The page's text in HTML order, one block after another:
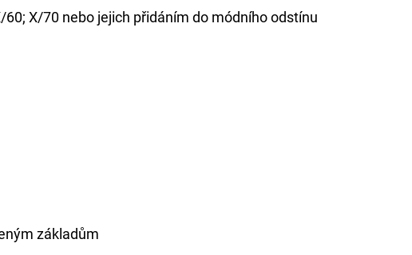
60; X/70 nebo jejich přidáním do módního odstínu
základům